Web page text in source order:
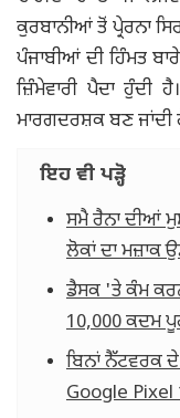
ਕੁਰਬਾਨੀਆਂ ਤੋਂ ਪ੍ਰੇਰਨਾ
ਪੰਜਾਬੀਆਂ ਦੀ ਹਿੰਮਤ
ਜ਼ਿੰਮੇਵਾਰੀ ਪੈਦਾ ਹੁੰਦੀ
ਮਾਰਗਦਰਸ਼ਕ ਬਣ ਜਾਂਦੀ
ਇਹ ਵੀ ਪੜ੍ਹੋ
ਸਮੈ ਰੈਨਾ ਦੀਆਂ
ਲੋਕਾਂ ਦਾ ਮਜ਼ਾਕ
ਡੈਸਕ 'ਤੇ ਕੰਮ
10,000 ਕਦਮ
ਬਿਨਾਂ ਨੈੱਟਵਰਕ
Google Pixel